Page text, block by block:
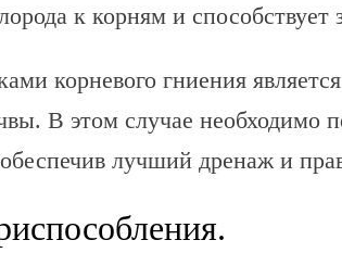
к корням и способствует
корневого гниения
В этом случае необходимо
лучший дренаж и